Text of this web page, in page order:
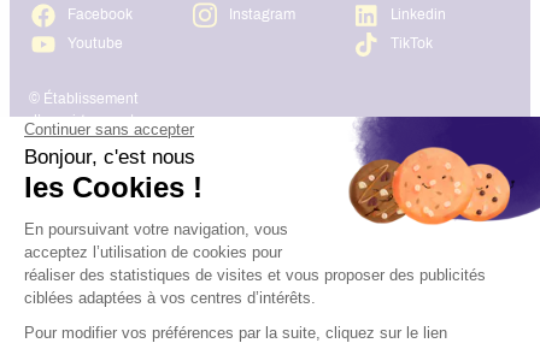
Facebook Instagram
Linkedin
Youtube
TikTok
© Établissement
d’enseignement
supérieur technique
privé, Association à but
non lucratif – Groupe
Mise à jour site :
Janvier 2026
Plan du site Mentions légales
Charte des données
personnelles